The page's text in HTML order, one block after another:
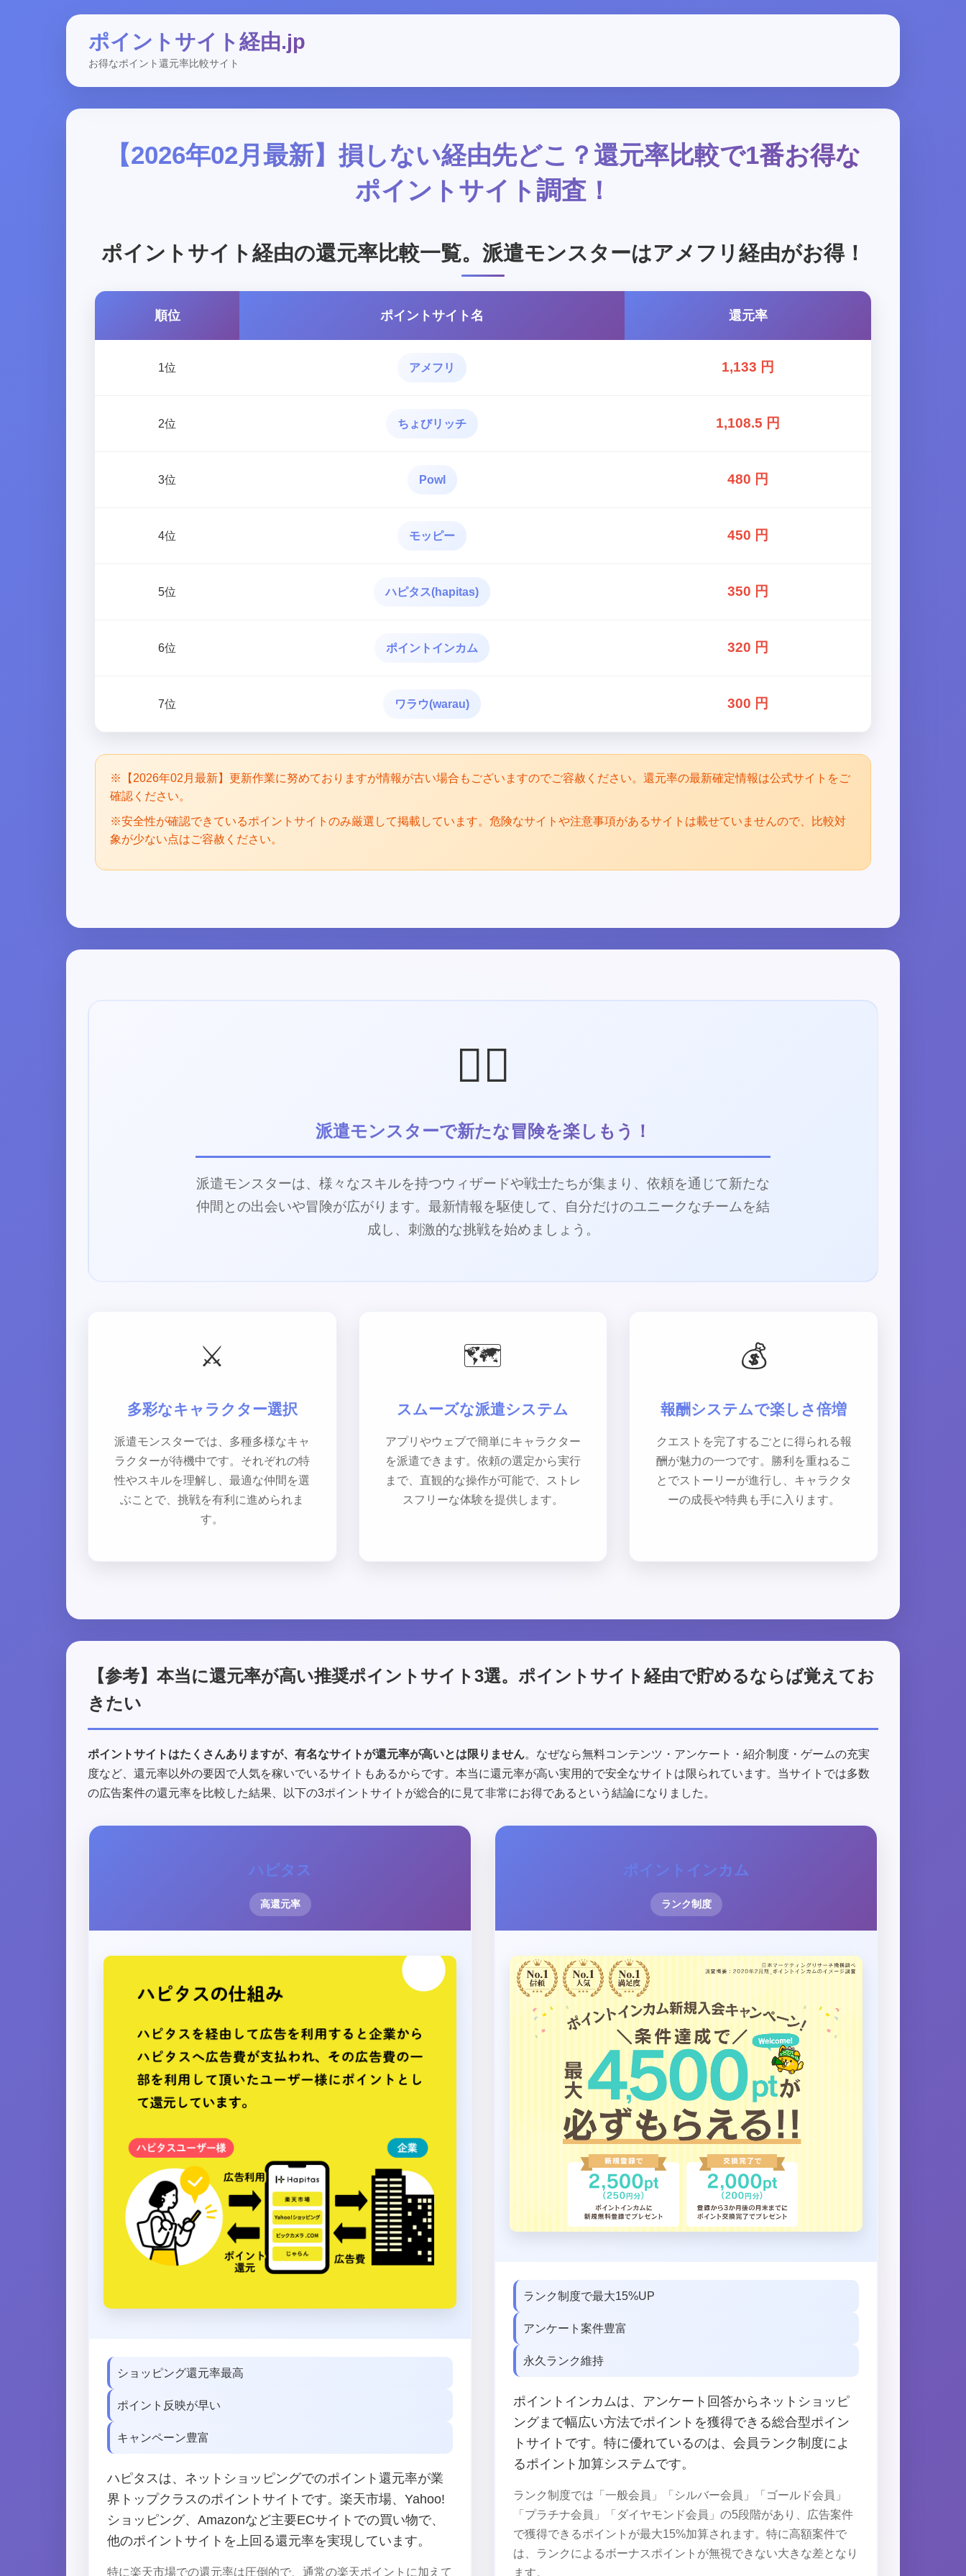
ポイントサイト経由.jp
お得なポイント還元率比較サイト
【2026年02月最新】損しない経由先どこ？還元率比較で1番お得な
ポイントサイト調査！
ポイントサイト経由の還元率比較一覧。派遣モンスターはアメフリ経由がお得！
順位 ポイントサイト名 還元率
1位 アメフリ 1,133 円
2位 ちょびリッチ 1,108.5 円
3位 Powl 480 円
4位 モッピー 450 円
5位 ハピタス(hapitas) 350 円
6位 ポイントインカム 320 円
7位 ワラウ(warau) 300 円
※【2026年02月最新】更新作業に努めておりますが情報が古い場合もございますのでご容赦ください。還元率の最新確定情報は公式サイトをご
確認ください。
※安全性が確認できているポイントサイトのみ厳選して掲載しています。危険なサイトや注意事項があるサイトは載せていませんので、比較対
象が少ない点はご容赦ください。
🦸‍♂️
派遣モンスターで新たな冒険を楽しもう！
派遣モンスターは、様々なスキルを持つウィザードや戦士たちが集まり、依頼を通じて新たな
仲間との出会いや冒険が広がります。最新情報を駆使して、自分だけのユニークなチームを結
成し、刺激的な挑戦を始めましょう。
⚔️
多彩なキャラクター選択
派遣モンスターでは、多種多様なキャ
ラクターが待機中です。それぞれの特
性やスキルを理解し、最適な仲間を選
ぶことで、挑戦を有利に進められま
す。
🗺️
スムーズな派遣システム
アプリやウェブで簡単にキャラクター
を派遣できます。依頼の選定から実行
まで、直観的な操作が可能で、ストレ
スフリーな体験を提供します。
💰
報酬システムで楽しさ倍増
クエストを完了するごとに得られる報
酬が魅力の一つです。勝利を重ねるこ
とでストーリーが進行し、キャラクタ
ーの成長や特典も手に入ります。
【参考】本当に還元率が高い推奨ポイントサイト3選。ポイントサイト経由で貯めるならば覚えてお
きたい
ポイントサイトはたくさんありますが、有名なサイトが還元率が高いとは限りません。なぜなら無料コンテンツ・アンケート・紹介制度・ゲームの充実
度など、還元率以外の要因で人気を稼いでいるサイトもあるからです。本当に還元率が高い実用的で安全なサイトは限られています。当サイトでは多数
の広告案件の還元率を比較した結果、以下の3ポイントサイトが総合的に見て非常にお得であるという結論になりました。
ハピタス
高還元率
ショッピング還元率最高
ポイント反映が早い
キャンペーン豊富
ハピタスは、ネットショッピングでのポイント還元率が業
界トップクラスのポイントサイトです。楽天市場、Yahoo!
ショッピング、Amazonなど主要ECサイトでの買い物で、
他のポイントサイトを上回る還元率を実現しています。
特に楽天市場での還元率は圧倒的で、通常の楽天ポイントに加えて
ポイントインカム
ランク制度
ランク制度で最大15%UP
アンケート案件豊富
永久ランク維持
ポイントインカムは、アンケート回答からネットショッピ
ングまで幅広い方法でポイントを獲得できる総合型ポイン
トサイトです。特に優れているのは、会員ランク制度によ
るポイント加算システムです。
ランク制度では「一般会員」「シルバー会員」「ゴールド会員」
「プラチナ会員」「ダイヤモンド会員」の5段階があり、広告案件
で獲得できるポイントが最大15%加算されます。特に高額案件で
は、ランクによるボーナスポイントが無視できない大きな差となり
ます。